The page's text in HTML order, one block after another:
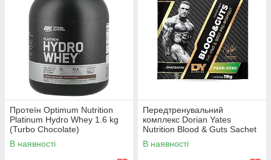
Протеїн Optimum Nutrition
Platinum Hydro Whey 1.6 kg
(Turbo Chocolate)
В наявності
Передтренувальний
комплекс Dorian Yates
Nutrition Blood & Guts Sachet
— 19 g (Pear Kiwi)
В наявності